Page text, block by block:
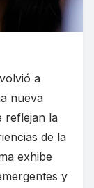
a
nueva
reflejan la
de la
exhibe
y